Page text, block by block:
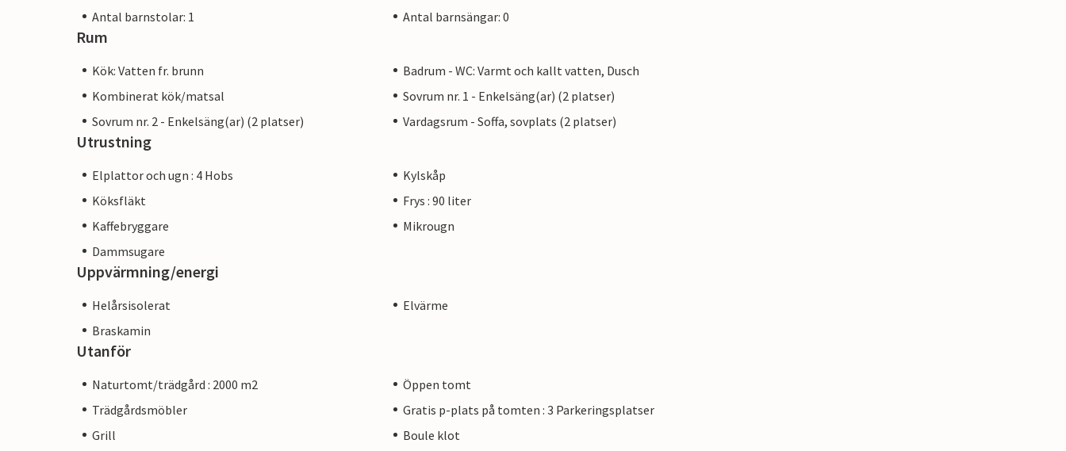
Antal barnstolar: 1
Antal barnsängar: 0
Rum
Kök: Vatten fr. brunn
Badrum - WC: Varmt och kallt vatten, Dusch
Kombinerat kök/matsal
Sovrum nr. 1 - Enkelsäng(ar) (2 platser)
Sovrum nr. 2 - Enkelsäng(ar) (2 platser)
Vardagsrum - Soffa, sovplats (2 platser)
Utrustning
Elplattor och ugn : 4 Hobs
Kylskåp
Köksfläkt
Frys : 90 liter
Kaffebryggare
Mikrougn
Dammsugare
Uppvärmning/energi
Helårsisolerat
Elvärme
Braskamin
Utanför
Naturtomt/trädgård : 2000 m2
Öppen tomt
Trädgårdsmöbler
Gratis p-plats på tomten : 3 Parkeringsplatser
Grill
Boule klot